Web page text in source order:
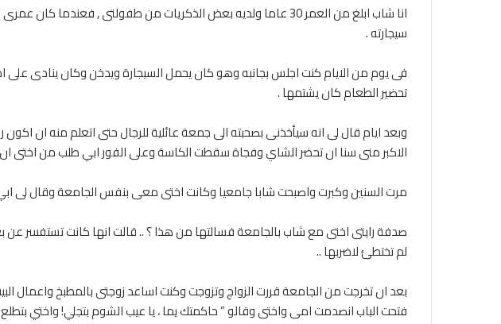
سيجارته .
فى يوم من الايام كنت اجلس بجانبه وهو كان يحمل السيجارة ويدخن وكان ينادى على
تحضير الطعام كان يشتمها .
الاكبر منى سنا ان تحضر الشاي وفجاة سقطت الكاسة وعلى الفور ابي طلب من اختى
مرت السنين وكبرت واصبحت شابا جامعيا وكانت اختى معى بنفس الجامعة وقال لى ابي
صدفة رايتى اختى مع شاب بالجامعة فسالتها من هذا ؟ .. قالت انها كانت تستفسر
لم تختطئ لاضربها ..
بعد ان تخرجت من الجامعة قررت الزواج وتزوجت وكنت اساعد زوجتى بالمطبخ واعمال
فتحت الباب انصدمت امى واختى وقالو ” حاكمتك يما ، يا عيب الشوم بتجلي! واختي